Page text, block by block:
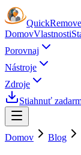
QuickRemove
DomovVlastnosti
Porovnaj
Nástroje
Zdroje
Stiahnuť
Domov Blog